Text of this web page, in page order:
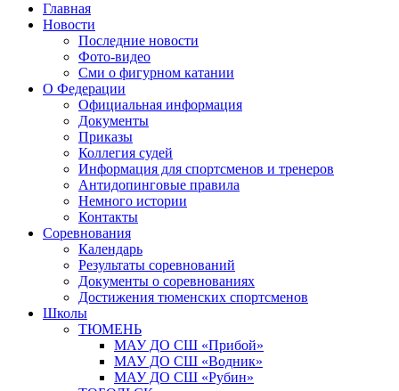
Главная
Новости
Последние новости
Фото-видео
Сми о фигурном катании
О Федерации
Официальная информация
Документы
Приказы
Коллегия судей
Информация для спортсменов и тренеров
Антидопинговые правила
Немного истории
Контакты
Соревнования
Календарь
Результаты соревнований
Документы о соревнованиях
Достижения тюменских спортсменов
Школы
ТЮМЕНЬ
МАУ ДО СШ «Прибой»
МАУ ДО СШ «Водник»
МАУ ДО СШ «Рубин»